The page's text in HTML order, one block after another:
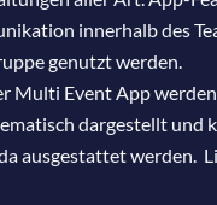
innerhalb des
genutzt werden.
Multi Event App
dargestellt und
ausgestattet werden.